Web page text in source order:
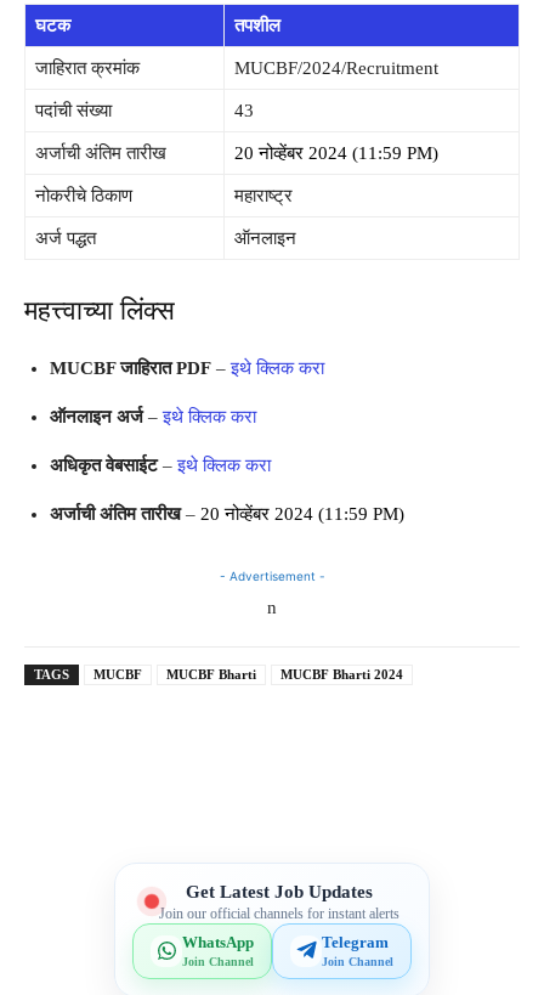
घटक तपशील
जाहिरात क्रमांक MUCBF/2024/Recruitment
पदांची संख्या 43
अर्जाची अंतिम तारीख 20 नोव्हेंबर 2024 (11:59 PM)
नोकरीचे ठिकाण महाराष्ट्र
अर्ज पद्धत ऑनलाइन
महत्त्वाच्या लिंक्स
MUCBF जाहिरात PDF –इथे क्लिक करा
ऑनलाइन अर्ज–इथे क्लिक करा
अधिकृत वेबसाईट–इथे क्लिक करा
अर्जाची अंतिम तारीख– 20 नोव्हेंबर 2024 (11:59 PM)
- Advertisement -
n
TAGS MUCBF MUCBF Bharti MUCBF Bharti 2024
Get Latest Job Updates
Join our official channels for instant alerts
WhatsApp
Join Channel
Telegram
Join Channel